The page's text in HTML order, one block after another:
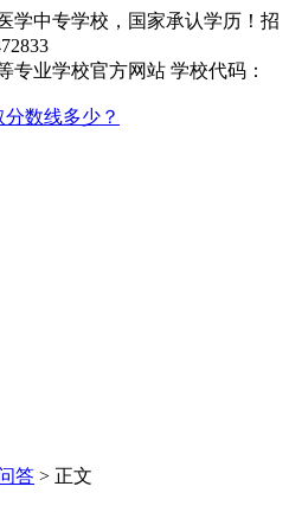
学中专学校，国家承认学历！招
专业学校官方网站 学校代码：
答 > 正文